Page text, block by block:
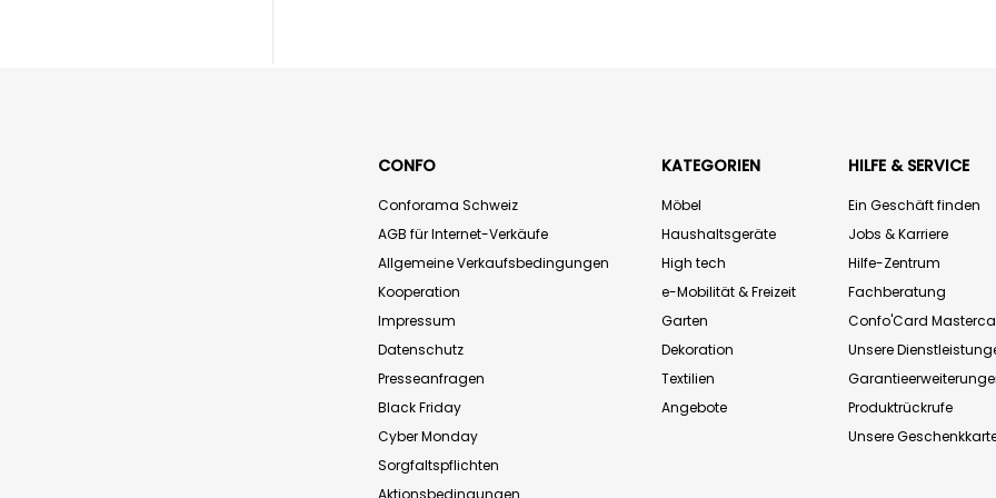
CONFO
Conforama Schweiz
AGB für Internet-Verkäufe
Allgemeine Verkaufsbedingungen
Kooperation
Impressum
Datenschutz
Presseanfragen
Black Friday
Cyber Monday
Sorgfaltspflichten
KATEGORIEN
Möbel
Haushaltsgeräte
High tech
e-Mobilität & Freizeit
Garten
Dekoration
Textilien
Angebote
HILFE & SERVICE
Ein Geschäft finden
Jobs & Karriere
Hilfe-Zentrum
Fachberatung
Confo'Card
Unsere
Produktrückrufe
Unsere